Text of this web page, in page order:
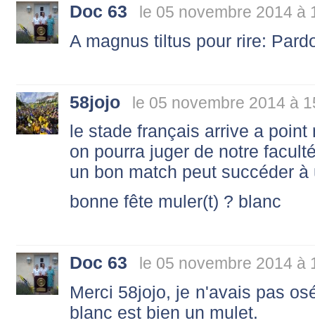
Doc 63 le 05 novembre 2014 à
A magnus tiltus pour rire:
58jojo le 05 novembre 2014 à
le stade français arrive a point
on pourra juger de notre
un bon match peut succéder
bonne fête muler(t) ? blanc
Doc 63 le 05 novembre 2014 à
Merci 58jojo, je n'avais pas
blanc est bien un mulet.